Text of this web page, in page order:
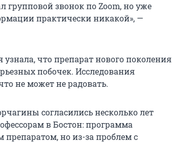
групповой звонок по Zoom, но уже
практически никакой», —
что препарат нового поколения
побочек. Исследования
не может не радовать.
согласились несколько лет
в Бостон: программа
но из-за проблем с